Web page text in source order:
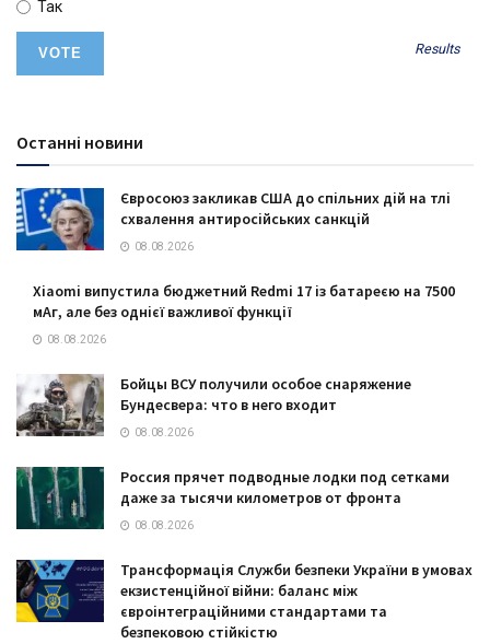
Так
Results
Останні новини
Євросоюз закликав США до спільних дій на тлі
схвалення антиросійських санкцій
08.08.2026
Xiaomi випустила бюджетний Redmi 17 із батареєю на 7500
мАг, але без однієї важливої функції
08.08.2026
Бойцы ВСУ получили особое снаряжение
Бундесвера: что в него входит
08.08.2026
Россия прячет подводные лодки под сетками
даже за тысячи километров от фронта
08.08.2026
Трансформація Служби безпеки України в умовах
екзистенційної війни: баланс між
євроінтеграційними стандартами та
безпековою стійкістю